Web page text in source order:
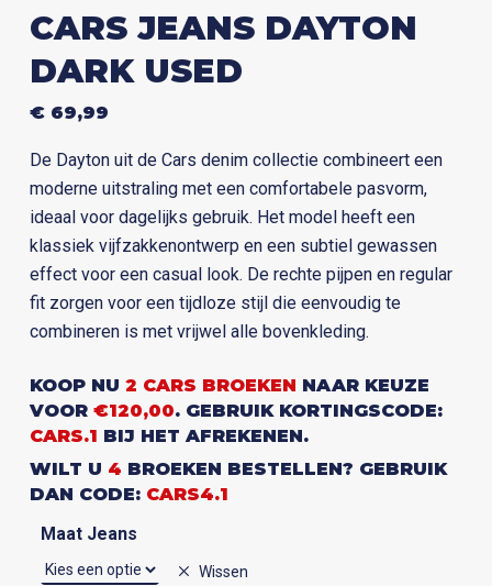
CARS JEANS DAYTON
DARK USED
€69,99
De Dayton uit de Cars denim collectie combineert een
moderne uitstraling met een comfortabele pasvorm,
ideaal voor dagelijks gebruik. Het model heeft een
klassiek vijfzakkenontwerp en een subtiel gewassen
effect voor een casual look. De rechte pijpen en regular
fit zorgen voor een tijdloze stijl die eenvoudig te
combineren is met vrijwel alle bovenkleding.
KOOP NU 2 CARS BROEKEN NAAR KEUZE
VOOR €120,00. GEBRUIK KORTINGSCODE:
CARS.1 BIJ HET AFREKENEN.
WILT U 4 BROEKEN BESTELLEN? GEBRUIK
DAN CODE: CARS4.1
Maat Jeans
Wissen